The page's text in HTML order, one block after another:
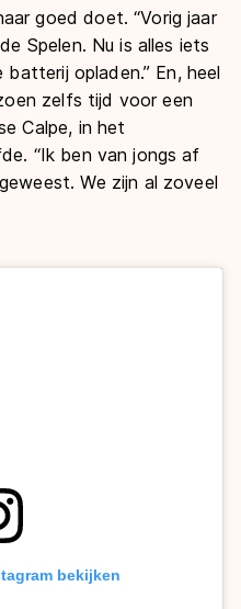
goed doet. “Vorig jaar
Spelen. Nu is alles iets
opladen.” En, heel
zelfs tijd voor een
Calpe, in het
“Ik ben van jongs af
We zijn al zoveel
bekijken